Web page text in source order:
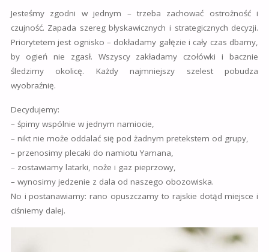
Jesteśmy zgodni w jednym – trzeba zachować ostrożność i
czujność. Zapada szereg błyskawicznych i strategicznych decyzji.
Priorytetem jest ognisko – dokładamy gałęzie i cały czas dbamy,
by ogień nie zgasł. Wszyscy zakładamy czołówki i bacznie
śledzimy okolicę. Każdy najmniejszy szelest pobudza
wyobraźnię.
Decydujemy:
– śpimy wspólnie w jednym namiocie,
– nikt nie może oddalać się pod żadnym pretekstem od grupy,
– przenosimy plecaki do namiotu Yamana,
– zostawiamy latarki, noże i gaz pieprzowy,
– wynosimy jedzenie z dala od naszego obozowiska.
No i postanawiamy: rano opuszczamy to rajskie dotąd miejsce i
ciśniemy dalej.